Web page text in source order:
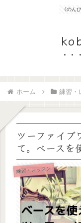
《のん
ホーム 練習・
ツーファイブ
て。ベースを
練習・レッスン